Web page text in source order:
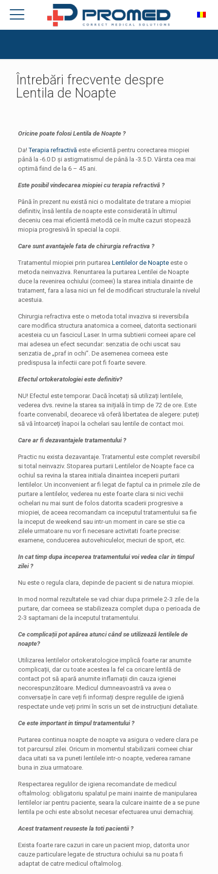
Întrebări frecvente despre
Lentila de Noapte
Oricine poate folosi Lentila de Noapte ?
Da!Terapia refractivăeste eficientă pentru corectarea miopiei
până la -6.0 D și astigmatismul de până la -3.5 D. Vârsta cea mai
optimă fiind de la 6 – 45 ani.
Este posibil vindecarea miopiei cu terapia refractivă ?
Până în prezent nu există nici o modalitate de tratare a miopiei
definitiv, însă lentila de noapte este considerată în ultimul
deceniu cea mai eficientă metodă ce în multe cazuri stopează
miopia progresivă în special la copii.
Care sunt avantajele fata de chirurgia refractiva ?
Tratamentul miopiei prin purtarea Lentilelor de Noapteeste o
metoda neinvaziva. Renuntarea la purtarea Lentilei de Noapte
duce la revenirea ochiului (corneei) la starea initiala dinainte de
tratament, fara a lasa nici un fel de modificari structurale la nivelul
acestuia.
Chirurgia refractiva este o metoda total invaziva si ireversibila
care modifica structura anatomica a corneei, datorita sectionarii
acesteia cu un fascicul Laser. In urma subtierii corneei apare cel
mai adesea un efect secundar: senzatia de ochi uscat sau
senzatia de „praf in ochi”. De asemenea corneea este
predispusa la infectii care pot fi foarte severe.
Efectul ortokeratologiei este definitiv?
NU! Efectul este temporar. Dacă încetați să utilizați lentilele,
vederea dvs. revine la starea sa inițială în timp de 72 de ore. Este
foarte convenabil, deoarece vă oferă libertatea de alegere: puteți
să vă întoarceți înapoi la ochelari sau lentile de contact moi.
Care ar fi dezavantajele tratamentului ?
Practic nu exista dezavantaje. Tratamentul este complet reversibil
si total neinvaziv. Stoparea purtarii Lentilelor de Noapte face ca
ochiul sa revina la starea initiala dinaintea inceperii purtarii
lentilelor. Un inconvenient ar fi legat de faptul ca in primele zile de
purtare a lentilelor, vederea nu este foarte clara si nici vechii
ochelari nu mai sunt de folos datorita scaderii progresive a
miopiei, de aceea recomandam ca inceputul tratamentului sa fie
la inceput de weekend sau intr-un moment in care se stie ca
zilele urmatoare nu vor fi necesare activitati foarte precise:
examene, conducerea autovehiculelor, meciuri de sport, etc.
In cat timp dupa inceperea tratamentului voi vedea clar in timpul
zilei ?
Nu este o regula clara, depinde de pacient si de natura miopiei.
In mod normal rezultatele se vad chiar dupa primele 2-3 zile de la
purtare, dar corneea se stabilizeaza complet dupa o perioada de
2-3 saptamani de la inceputul tratamentului.
Ce complicații pot apărea atunci când se utilizează lentilele de
noapte?
Utilizarea lentilelor ortokeratologice implică foarte rar anumite
complicații, dar cu toate acestea la fel ca oricare lentilă de
contact pot să apară anumite inflamații din cauza igienei
necorespunzătoare. Medicul dumneavoastră va avea o
conversație în care veți fi informați despre regulile de igienă
respectate unde veți primi în scris un set de instrucțiuni detaliate.
Ce este important in timpul tratamentului ?
Purtarea continua noapte de noapte va asigura o vedere clara pe
tot parcursul zilei. Oricum in momentul stabilizarii corneei chiar
daca uitati sa va puneti lentilele intr-o noapte, vederea ramane
buna in ziua urmatoare.
Respectarea regulilor de igiena recomandate de medicul
oftalmolog: obligatoriu spalatul pe maini inainte de manipularea
lentilelor iar pentru paciente, seara la culcare inainte de a se pune
lentila pe ochi este absolut necesar efectuarea unui demachiaj.
Acest tratament reuseste la toti pacientii ?
Exista foarte rare cazuri in care un pacient miop, datorita unor
cauze particulare legate de structura ochiului sa nu poata fi
adaptat de catre medicul oftalmolog.